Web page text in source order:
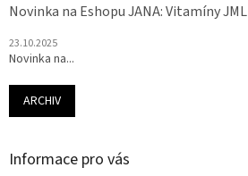
Novinka na Eshopu JANA: Vitamíny JML
23.10.2025
Novinka na...
ARCHIV
Informace pro vás